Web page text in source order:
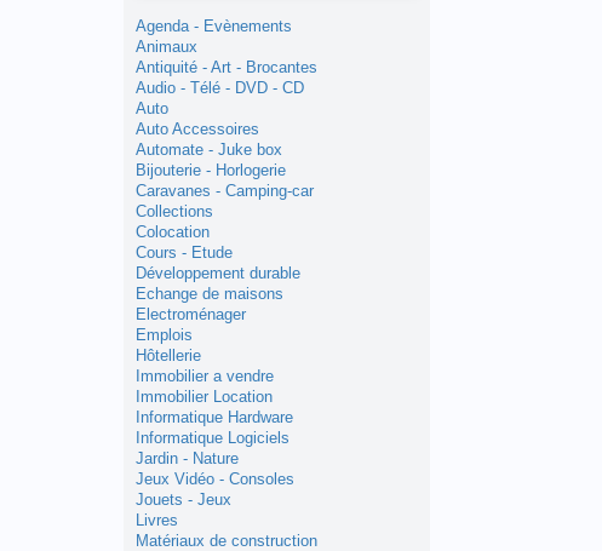
Agenda - Evènements
Animaux
Antiquité - Art - Brocantes
Audio - Télé - DVD - CD
Auto
Auto Accessoires
Automate - Juke box
Bijouterie - Horlogerie
Caravanes - Camping-car
Collections
Colocation
Cours - Etude
Développement durable
Echange de maisons
Electroménager
Emplois
Hôtellerie
Immobilier a vendre
Immobilier Location
Informatique Hardware
Informatique Logiciels
Jardin - Nature
Jeux Vidéo - Consoles
Jouets - Jeux
Livres
Matériaux de construction